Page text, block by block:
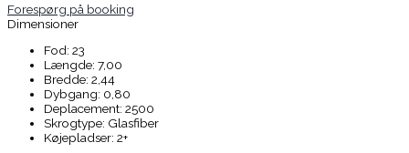
Forespørg på booking
Dimensioner
Fod: 23
Længde: 7,00
Bredde: 2,44
Dybgang: 0,80
Deplacement: 2500
Skrogtype: Glasfiber
Køjepladser: 2+